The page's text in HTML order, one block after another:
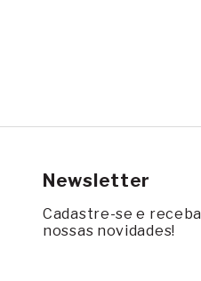
Newsletter
Cadastre-se e receba
nossas novidades!